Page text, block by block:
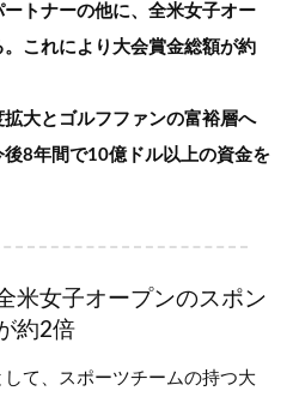
ートナーの他に、全米女子オー
これにより大会賞金総額が約
拡大とゴルフファンの富裕層へ
8年間で10億ドル以上の資金を
米女子オープンのスポン
約2倍
て、スポーツチームの持つ大